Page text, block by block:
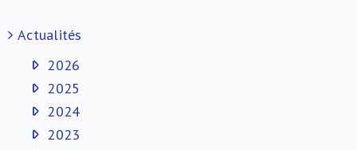
Actualités
2026
2025
2024
2023